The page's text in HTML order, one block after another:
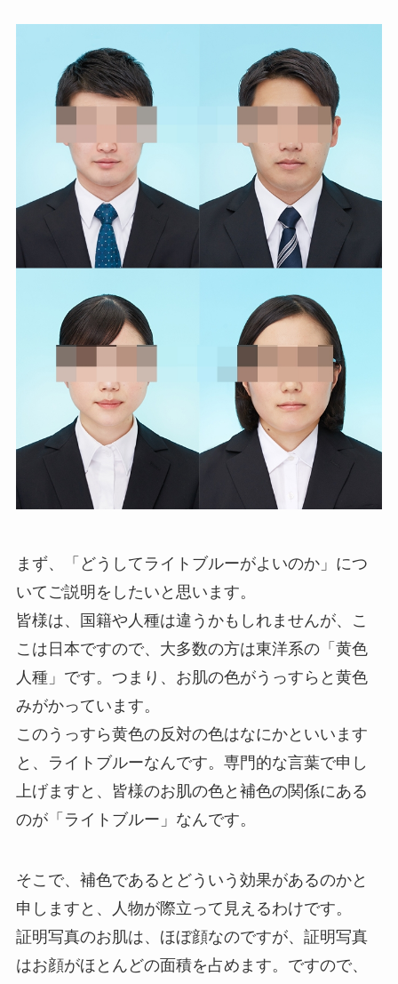
まず、「どうしてライトブルーがよいのか」につ
いてご説明をしたいと思います。
皆様は、国籍や人種は違うかもしれませんが、こ
こは日本ですので、大多数の方は東洋系の「黄色
人種」です。つまり、お肌の色がうっすらと黄色
みがかっています。
このうっすら黄色の反対の色はなにかといいます
と、ライトブルーなんです。専門的な言葉で申し
上げますと、皆様のお肌の色と補色の関係にある
のが「ライトブルー」なんです。
そこで、補色であるとどういう効果があるのかと
申しますと、人物が際立って見えるわけです。
証明写真のお肌は、ほぼ顔なのですが、証明写真
はお顔がほとんどの面積を占めます。ですので、